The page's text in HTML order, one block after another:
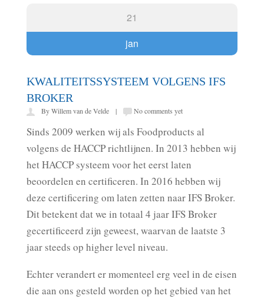
21
jan
KWALITEITSSYSTEEM VOLGENS IFS
BROKER
By Willem van de Velde | No comments yet
Sinds 2009 werken wij als Foodproducts al
volgens de HACCP richtlijnen. In 2013 hebben wij
het HACCP systeem voor het eerst laten
beoordelen en certificeren. In 2016 hebben wij
deze certificering om laten zetten naar IFS Broker.
Dit betekent dat we in totaal 4 jaar IFS Broker
gecertificeerd zijn geweest, waarvan de laatste 3
jaar steeds op higher level niveau.
Echter verandert er momenteel erg veel in de eisen
die aan ons gesteld worden op het gebied van het